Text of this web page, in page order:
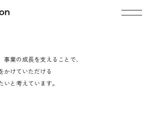
業の成長を支えることで、
かけていただける
いと考えています。